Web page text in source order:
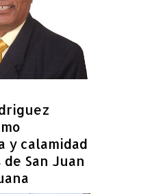
y calamidad
San Juan